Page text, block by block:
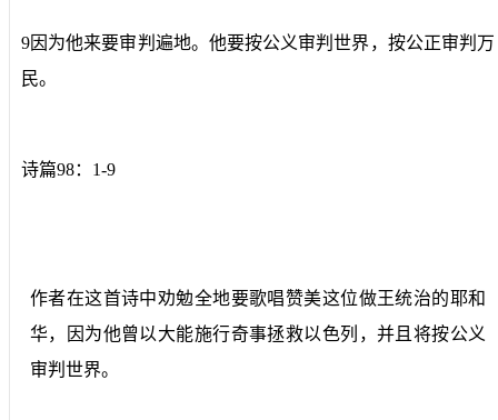
9因为他来要审判遍地。他要按公义审判世界，按公正审判万
民。
诗篇98：1-9
作者在这首诗中劝勉全地要歌唱赞美这位做王统治的耶和
华，因为他曾以大能施行奇事拯救以色列，并且将按公义
审判世界。